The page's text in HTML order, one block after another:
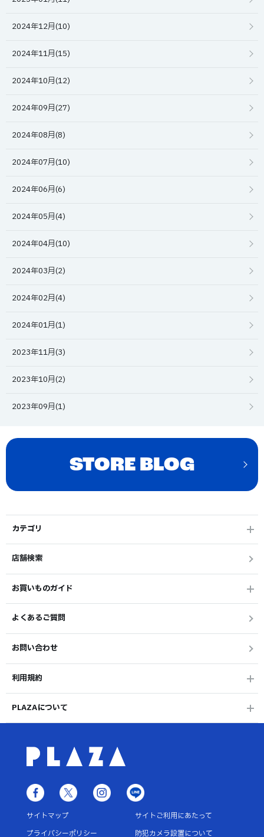
2024年12月(10)
2024年11月(15)
2024年10月(12)
2024年09月(27)
2024年08月(8)
2024年07月(10)
2024年06月(6)
2024年05月(4)
2024年04月(10)
2024年03月(2)
2024年02月(4)
2024年01月(1)
2023年11月(3)
2023年10月(2)
2023年09月(1)
STORE BLOG
カテゴリ
店舗検索
お買いものガイド
よくあるご質問
お問い合わせ
利用規約
PLAZAについて
サイトマップ
サイトご利用にあたって
プライバシーポリシー
防犯カメラ設置について